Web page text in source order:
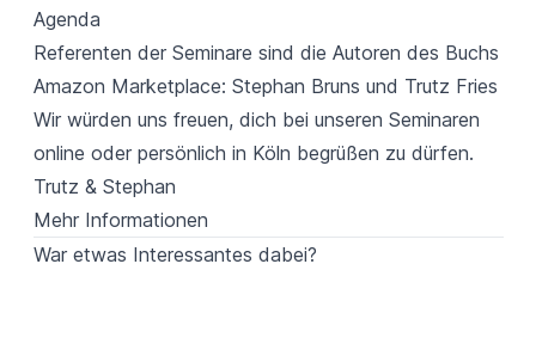
Agenda
Referenten der Seminare sind die Autoren des Buchs
Amazon Marketplace: Stephan Bruns und Trutz Fries
Wir würden uns freuen, dich bei unseren Seminaren
online oder persönlich in Köln begrüßen zu dürfen.
Trutz & Stephan
Mehr Informationen
War etwas Interessantes dabei?